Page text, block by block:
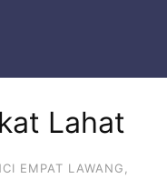
Lahat
EMPAT LAWANG,